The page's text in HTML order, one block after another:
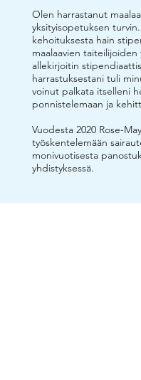
Olen harrastanut
yksityisopetuksen
kehoituksesta hain
maalaavien taiteilijoiden
allekirjoitin
harrastuksestani tuli
voinut palkata itselleni
ponnistelemaan ja
Vuodesta 2020 Rose-
työskentelemään
monivuotisesta
yhdistyksessä.